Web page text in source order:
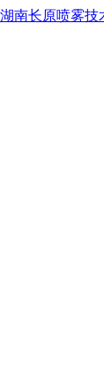
必不可少